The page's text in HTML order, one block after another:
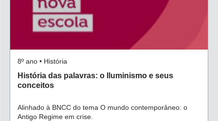
8º ano • História
História das palavras: o Iluminismo e seus
conceitos
Alinhado à BNCC do tema O mundo contemporâneo: o
Antigo Regime em crise.